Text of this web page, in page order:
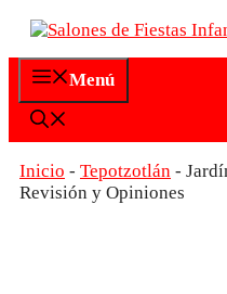
Saltar
contenido
Menú
Inicio - Tepotzotlán -
Revisión y Opiniones